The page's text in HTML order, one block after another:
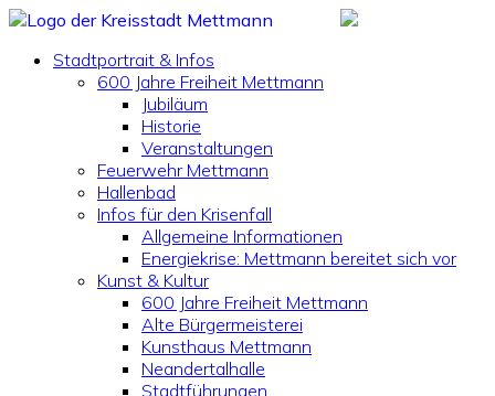
Stadtportrait & Infos
600 Jahre Freiheit Mettmann
Jubiläum
Historie
Veranstaltungen
Feuerwehr Mettmann
Hallenbad
Infos für den Krisenfall
Allgemeine Informationen
Energiekrise: Mettmann bereitet sich vor
Kunst & Kultur
600 Jahre Freiheit Mettmann
Alte Bürgermeisterei
Kunsthaus Mettmann
Neandertalhalle
Stadtführungen